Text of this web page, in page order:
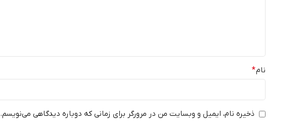
نام*
ذخیره نام، ایمیل و وبسایت من در مرورگر برای زمانی که دوباره دیدگاهی می‌نویسم.